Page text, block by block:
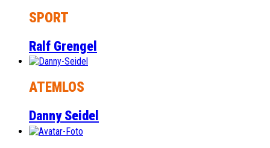
SPORT
Ralf Grengel
ATEMLOS
Danny Seidel